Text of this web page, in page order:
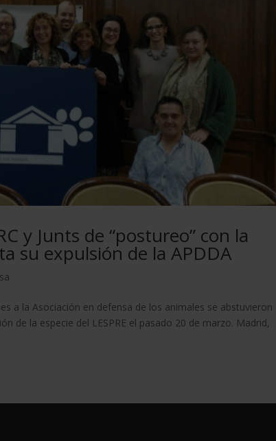
y Junts de “postureo” con la
su expulsión de la APDDA
a la Asociación en defensa de los animales se abstuvieron
de la especie del LESPRE el pasado 20 de marzo. Madrid,